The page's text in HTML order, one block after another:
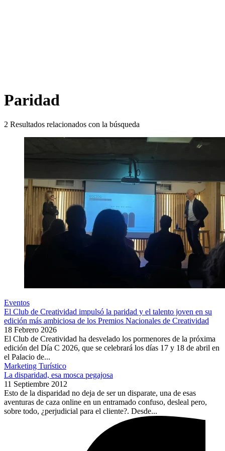
Paridad
2 Resultados relacionados con la búsqueda
Eventos
El Club de Creatividad impulsó la paridad y el talento joven en su
edición más ambiciosa de los Premios Nacionales de Creatividad
18 Febrero 2026
El Club de Creatividad ha desvelado los pormenores de la próxima
edición del Día C 2026, que se celebrará los días 17 y 18 de abril en
el Palacio de...
Marketing Turístico
La disparidad, esa mosca pegajosa
11 Septiembre 2012
Esto de la disparidad no deja de ser un disparate, una de esas
aventuras de caza online en un entramado confuso, desleal pero,
sobre todo, ¿perjudicial para el cliente?. Desde...